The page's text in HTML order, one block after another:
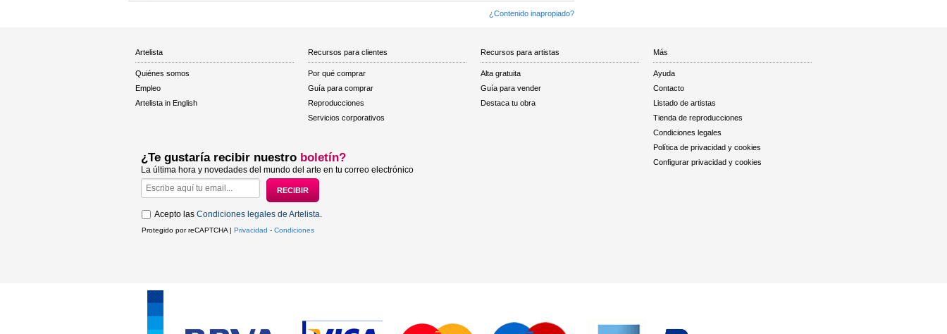
¿Contenido inapropiado?
Artelista
Quiénes somos
Empleo
Artelista in English
Recursos para clientes
Por qué comprar
Guía para comprar
Reproducciones
Servicios corporativos
Recursos para artistas
Alta gratuita
Guía para vender
Destaca tu obra
Más
Ayuda
Contacto
Listado de artistas
Tienda de reproducciones
Condiciones legales
Política de privacidad y cookies
Configurar privacidad y cookies
¿Te gustaría recibir nuestro boletín?
La última hora y novedades del mundo del arte en tu correo electrónico
Acepto las Condiciones legales de Artelista
Protegido por reCAPTCHA | Privacidad - Condiciones